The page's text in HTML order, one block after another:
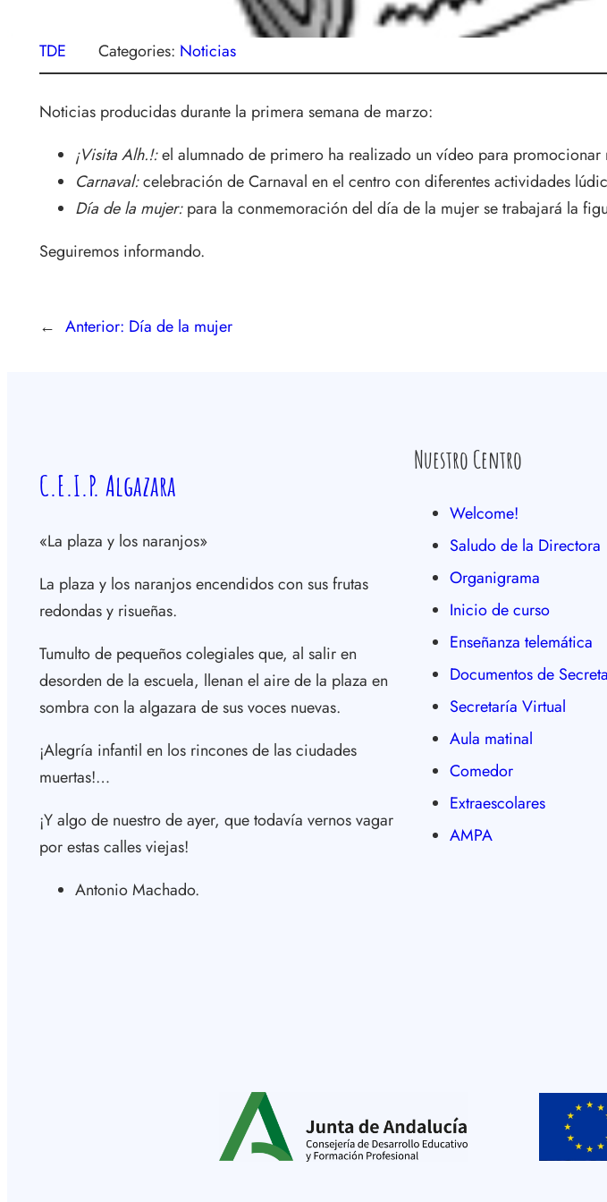
TDE Categories: Noticias
Noticias producidas durante la primera semana de marzo:
¡Visita Alh.!:el alumnado de primero ha realizado un vídeo para promocionar
Carnaval:celebración de Carnaval en el centro con diferentes actividades
Día de la mujer:para la conmemoración del día de la mujer se trabajará la
Seguiremos informando.
← Anterior: Día de la mujer
C.E.I.P. Algazara
«La plaza y los naranjos»
La plaza y los naranjos encendidos con sus frutas
redondas y risueñas.
Tumulto de pequeños colegiales que, al salir en
desorden de la escuela, llenan el aire de la plaza en
sombra con la algazara de sus voces nuevas.
¡Alegría infantil en los rincones de las ciudades
muertas!…
¡Y algo de nuestro de ayer, que todavía vernos vagar
por estas calles viejas!
Antonio Machado.
Nuestro Centro
Welcome!
Saludo de la Directora
Organigrama
Inicio de curso
Enseñanza telemática
Documentos de
Secretaría Virtual
Aula matinal
Comedor
Extraescolares
AMPA